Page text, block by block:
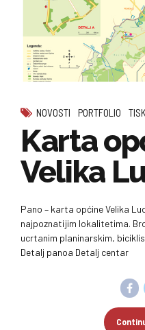
NOVOSTI PORTFOLIO
Karta
Velika
Pano – karta općine Velika
najpoznatijim lokalitetima.
ucrtanim planinarskim,
Detalj panoa Detalj centar